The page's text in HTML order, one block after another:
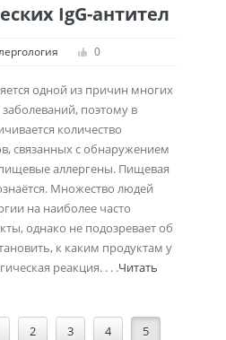
IgG-антител
0
одной из причин многих
поэтому в
количество
связанных с обнаружением
аллергены. Пищевая
Множество людей
на наиболее часто
однако не подозревает об
к каким продуктам у
реакция. . . .Читать
2 3 4 5